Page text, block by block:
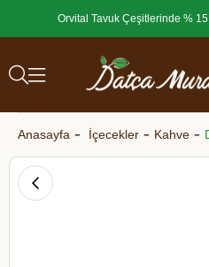
Orvital Tavuk Çeşitlerinde %
Anasayfa İçecekler Kahve